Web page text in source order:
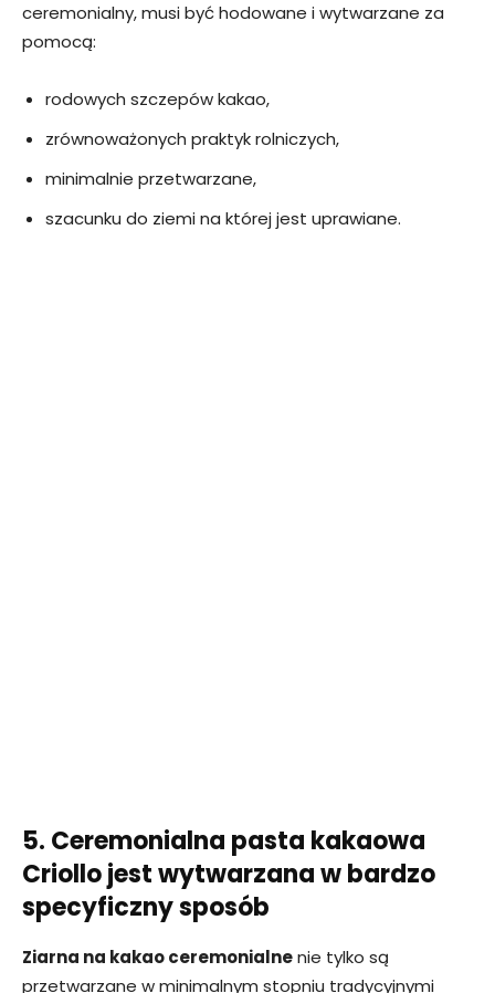
ceremonialny, musi być hodowane i wytwarzane za
pomocą:
rodowych szczepów kakao,
zrównoważonych praktyk rolniczych,
minimalnie przetwarzane,
szacunku do ziemi na której jest uprawiane.
5. Ceremonialna pasta kakaowa
Criollo jest wytwarzana w bardzo
specyficzny sposób
Ziarna na kakao ceremonialnenie tylko są
przetwarzane w minimalnym stopniu tradycyjnymi